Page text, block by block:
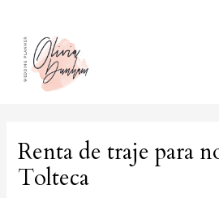
contenido
Renta de traje para
Tolteca